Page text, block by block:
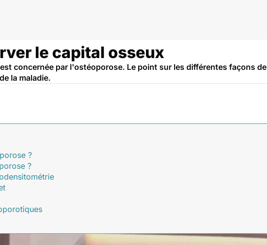
le capital osseux
concernée par l'ostéoporose. Le point sur les différentes façons
la maladie.
?
?